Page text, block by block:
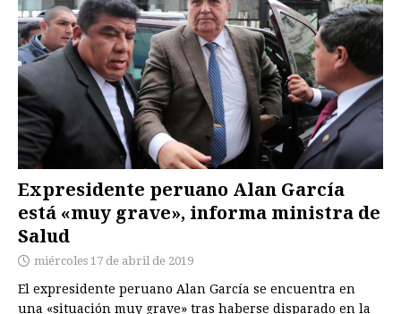
Expresidente peruano Alan García
está «muy grave», informa ministra de
Salud
miércoles 17 de abril de 2019
El expresidente peruano Alan García se encuentra en
una «situación muy grave» tras haberse disparado en la